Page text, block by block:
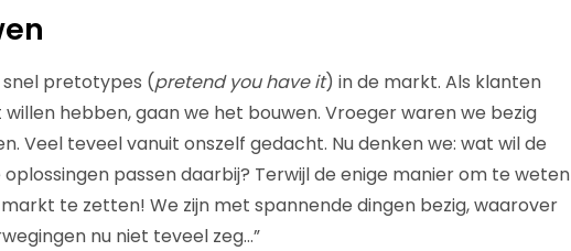
pretotypes (pretend you have it) in de markt. Als klanten
hebben, gaan we het bouwen. Vroeger waren we bezig
Veel teveel vanuit onszelf gedacht. Nu denken we: wat wil de
passen daarbij? Terwijl de enige manier om te weten
te zetten! We zijn met spannende dingen bezig, waarover
nu niet teveel zeg…”